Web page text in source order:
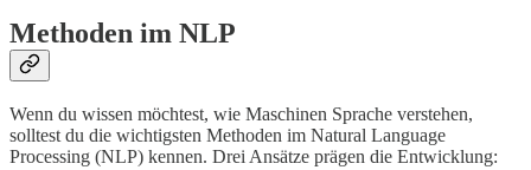
Methoden im NLP
Wenn du wissen möchtest, wie Maschinen Sprache verstehen,
solltest du die wichtigsten Methoden im Natural Language
Processing (NLP) kennen. Drei Ansätze prägen die Entwicklung: